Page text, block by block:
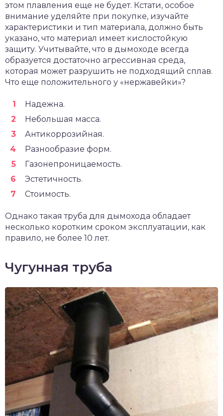
этом плавления еще не будет. Кстати, особое
внимание уделяйте при покупке, изучайте
характеристики и тип материала, должно быть
указано, что материал имеет кислостойкую
защиту. Учитывайте, что в дымоходе всегда
образуется достаточно агрессивная среда,
которая может разрушить не подходящий сплав.
Что еще положительного у «нержавейки»?
Надежна.
Небольшая масса.
Антикоррозийная.
Разнообразие форм.
Газонепроницаемость.
Эстетичность.
Стоимость.
Однако такая труба для дымохода обладает
несколько коротким сроком эксплуатации, как
правило, не более 10 лет.
Чугунная труба